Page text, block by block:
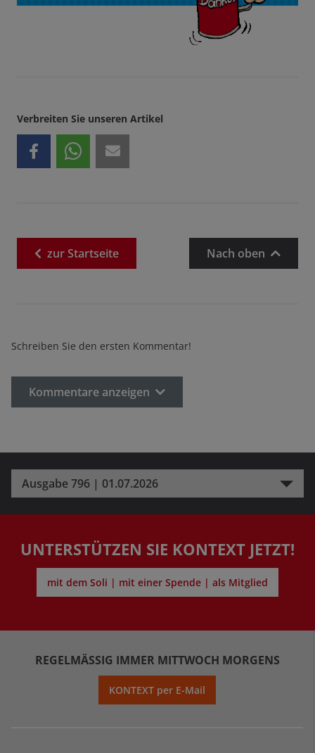
Verbreiten Sie unseren Artikel
zurStartseite Nach oben
Schreiben Sie den ersten Kommentar!
Kommentare anzeigen
Ausgabe 796 | 01.07.2026
UNTERSTÜTZEN SIE KONTEXT JETZT!
mit dem Soli | mit einer Spende | als Mitglied
REGELMÄSSIG IMMER MITTWOCH MORGENS
KONTEXT per E-Mail